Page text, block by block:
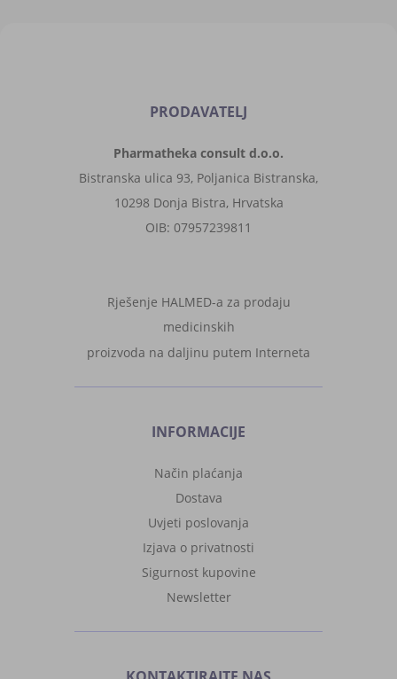
PRODAVATELJ
Pharmatheka consult d.o.o.
Bistranska ulica 93, Poljanica Bistranska,
10298 Donja Bistra, Hrvatska
OIB: 07957239811
Rješenje HALMED-a za prodaju
medicinskih
proizvoda na daljinu putem Interneta
INFORMACIJE
Način plaćanja
Dostava
Uvjeti poslovanja
Izjava o privatnosti
Sigurnost kupovine
Newsletter